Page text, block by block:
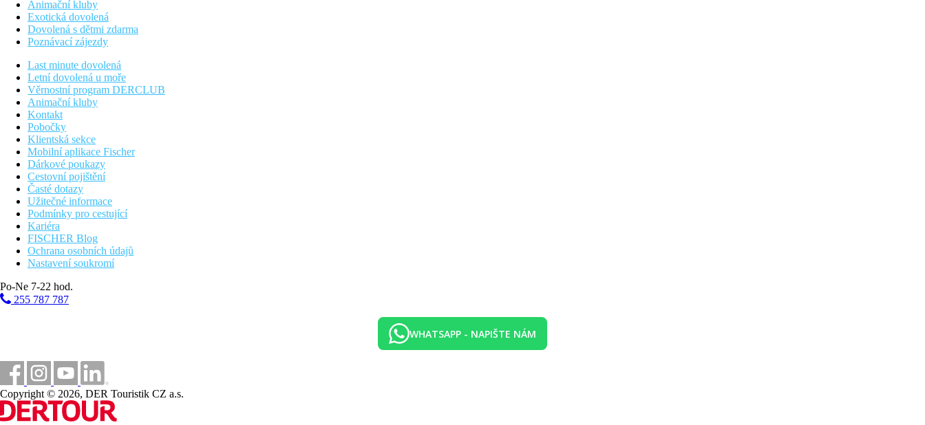
Animační kluby
Exotická dovolená
Dovolená s dětmi zdarma
Poznávací zájezdy
Last minute dovolená
Letní dovolená u moře
Věrnostní program DERCLUB
Animační kluby
Kontakt
Pobočky
Klientská sekce
Mobilní aplikace Fischer
Dárkové poukazy
Cestovní pojištění
Časté dotazy
Užitečné informace
Podmínky pro cestující
Kariéra
FISCHER Blog
Ochrana osobních údajů
Nastavení soukromí
Po-Ne 7-22 hod.
255 787 787
WHATSAPP - NAPIŠTE NÁM
Copyright © 2026, DER Touristik CZ a.s.